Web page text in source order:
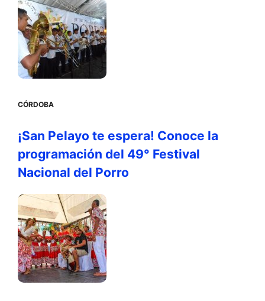
CÓRDOBA
¡San Pelayo te espera! Conoce la
programación del 49° Festival
Nacional del Porro